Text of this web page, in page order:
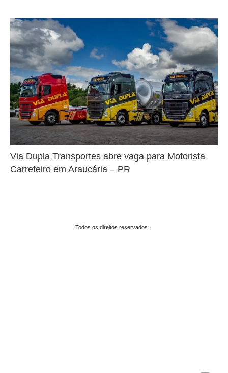
Via Dupla Transportes abre vaga para Motorista
Carreteiro em Araucária – PR
Todos os direitos reservados